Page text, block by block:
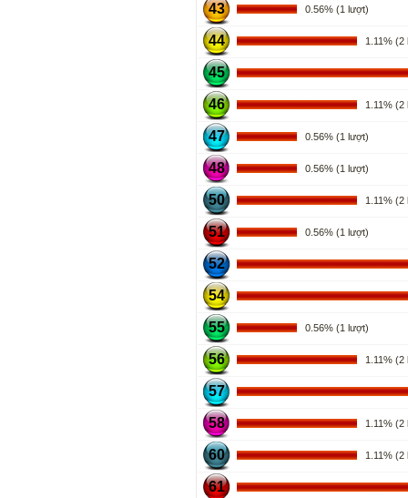
43 0.56% (1 lượt)
44 1.11% (2
45
46 1.11% (2
47 0.56% (1 lượt)
48 0.56% (1 lượt)
50 1.11% (2
51 0.56% (1 lượt)
52
54
55 0.56% (1 lượt)
56 1.11% (2
57
58 1.11% (2
60 1.11% (2
61